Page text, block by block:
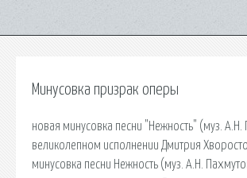
Минусовка призрак оперы
новая минусовка песни "Нежность" (муз.
великолепном исполнении Дмитрия
минусовка песни Нежность (муз. А.Н.